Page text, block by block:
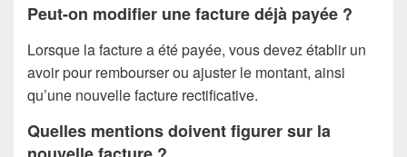
Peut-on modifier une facture déjà payée ?
Lorsque la facture a été payée, vous devez établir un
avoir pour rembourser ou ajuster le montant, ainsi
qu’une nouvelle facture rectificative.
Quelles mentions doivent figurer sur la